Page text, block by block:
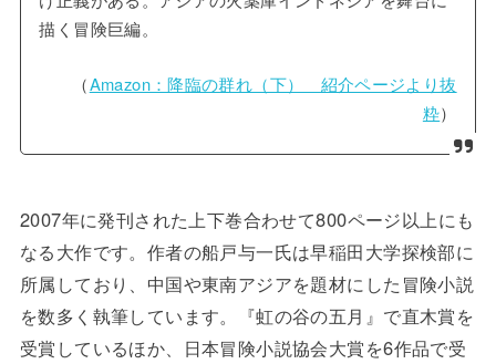
描く冒険巨編。
（Amazon：降臨の群れ（下） 紹介ページより抜
粋）
2007年に発刊された上下巻合わせて800ページ以上にも
なる大作です。作者の船戸与一氏は早稲田大学探検部に
所属しており、中国や東南アジアを題材にした冒険小説
を数多く執筆しています。『虹の谷の五月』で直木賞を
受賞しているほか、日本冒険小説協会大賞を6作品で受